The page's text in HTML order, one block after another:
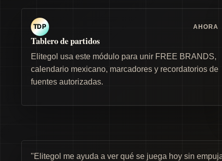
TDP AHORA
Tablero de partidos
Elitegol usa este módulo para unir FREE BRANDS,
calendario mexicano, marcadores y recordatorios de
fuentes autorizadas.
"Elitegol me ayuda a ver qué se juega hoy sin